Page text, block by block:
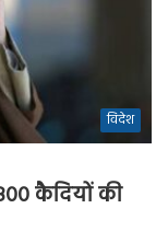
विदेश
कैदियों की